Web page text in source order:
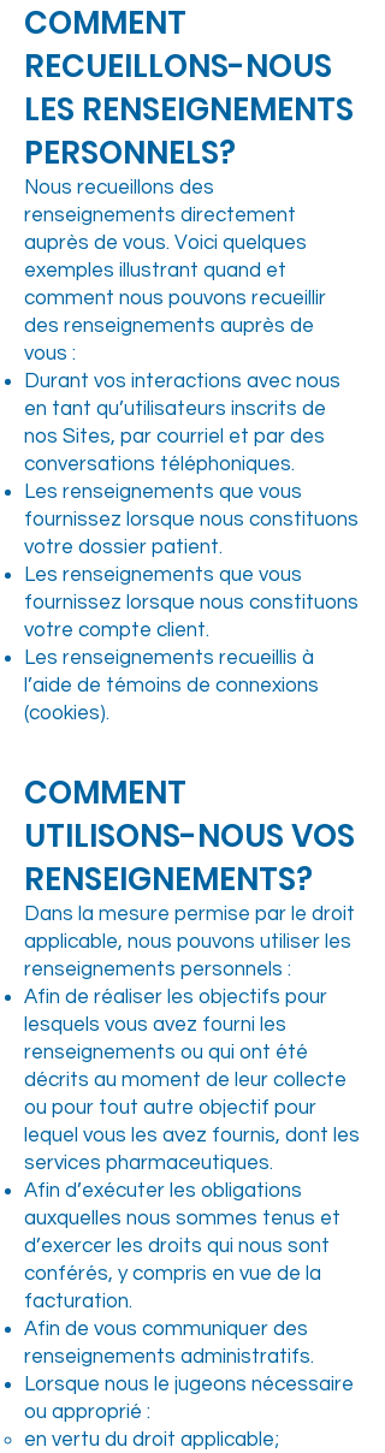
COMMENT
RECUEILLONS-NOUS
LES RENSEIGNEMENTS
PERSONNELS?
Nous recueillons des
renseignements directement
auprès de vous. Voici quelques
exemples illustrant quand et
comment nous pouvons recueillir
des renseignements auprès de
vous :
Durant vos interactions avec nous
en tant qu’utilisateurs inscrits de
nos Sites, par courriel et par des
conversations téléphoniques.
Les renseignements que vous
fournissez lorsque nous constituons
votre dossier patient.
Les renseignements que vous
fournissez lorsque nous constituons
votre compte client.
Les renseignements recueillis à
l’aide de témoins de connexions
(cookies).
COMMENT
UTILISONS-NOUS VOS
RENSEIGNEMENTS?
Dans la mesure permise par le droit
applicable, nous pouvons utiliser les
renseignements personnels :
Afin de réaliser les objectifs pour
lesquels vous avez fourni les
renseignements ou qui ont été
décrits au moment de leur collecte
ou pour tout autre objectif pour
lequel vous les avez fournis, dont les
services pharmaceutiques.
Afin d’exécuter les obligations
auxquelles nous sommes tenus et
d’exercer les droits qui nous sont
conférés, y compris en vue de la
facturation.
Afin de vous communiquer des
renseignements administratifs.
Lorsque nous le jugeons nécessaire
ou approprié :
en vertu du droit applicable;